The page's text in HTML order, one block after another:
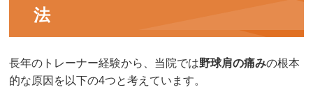
法
長年のトレーナー経験から、当院では野球肩の痛みの根本
的な原因を以下の4つと考えています。